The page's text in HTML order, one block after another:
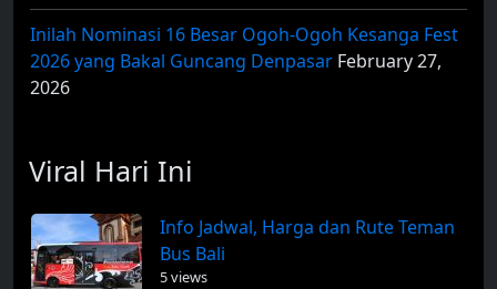
Inilah Nominasi 16 Besar Ogoh-Ogoh Kesanga Fest
2026 yang Bakal Guncang Denpasar February 27,
2026
Viral Hari Ini
Info Jadwal, Harga dan Rute Teman
Bus Bali
5 views